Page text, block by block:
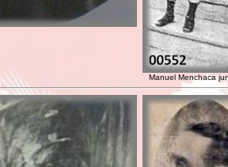
Manuel Menchaca